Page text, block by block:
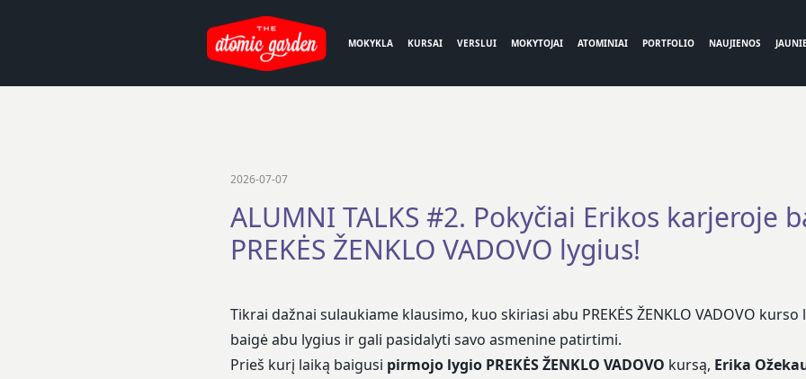
MOKYKLA KURSAI VERSLUI MOKYTOJAI ATOMINIAI PORTFOLIO NAUJIENOS
2026-07-07
ALUMNI TALKS #2. Pokyčiai Erikos karjeroje
PREKĖS ŽENKLO VADOVO lygius!
Tikrai dažnai sulaukiame klausimo, kuo skiriasi abu PREKĖS ŽENKLO VADOVO
baigė abu lygius ir gali pasidalyti savo asmenine patirtimi.
Prieš kurį laiką baigusi pirmojo lygio PREKĖS ŽENKLO VADOVO kursą, Erika